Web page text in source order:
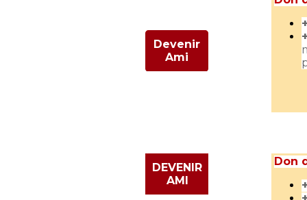
+
+
Devenir
Ami
DEVENIR
AMI
Don
+